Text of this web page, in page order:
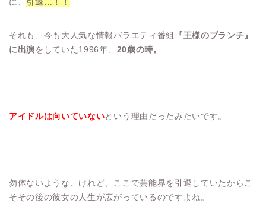
に、 引退…！！
それも、今も大人気な情報バラエティ番組
『王様のブランチ』
に出演をしていた1996年、 20歳の時。
アイドルは向いていないという理由だったみたいです。
勿体ないような、けれど、ここで芸能界を引退していたからこ
そその後の彼女の人生が広がっているのですよね。